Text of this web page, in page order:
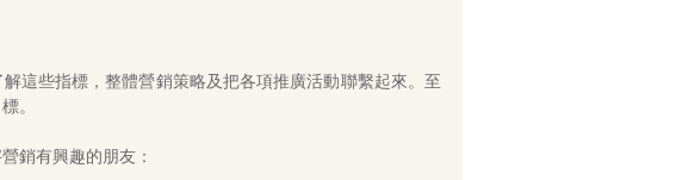
這些指標，整體營銷策略及把各項推廣活動聯繫起來。至
。
銷有興趣的朋友：